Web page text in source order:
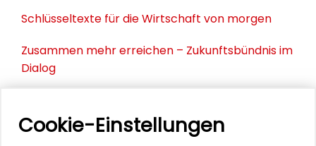
Schlüsseltexte für die Wirtschaft von morgen
Zusammen mehr erreichen – Zukunftsbündnis im
Dialog
25. Runder Tisch Wissenschaftsstadt Darmstadt
Cookie-Einstellungen